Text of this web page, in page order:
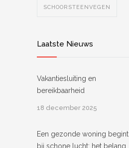
SCHOORSTEENVEGEN
Laatste Nieuws
Vakantiesluiting en
bereikbaarheid
18 december 2025
Een gezonde woning begint
bij schone lucht: het belang